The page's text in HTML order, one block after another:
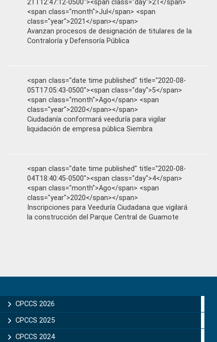
21T12:47:12-0500"><span class="day">21</span>
<span class="month">Jul</span> <span
class="year">2021</span></span>
Avanzan procesos de designación de titulares de la
Contraloría y Defensoría Pública
<span class="date time published" title="2020-08-
05T17:05:43-0500"><span class="day">5</span>
<span class="month">Ago</span> <span
class="year">2020</span></span>
Ciudadanía conformará veeduría para vigilar
liquidación de empresa pública Siembra
<span class="date time published" title="2020-08-
04T18:40:45-0500"><span class="day">4</span>
<span class="month">Ago</span> <span
class="year">2020</span></span>
Inscripciones para Veeduría Ciudadana que vigilará
la construcción del Parque Central de Guamote
Sidebar
CPCCS 2026
CPCCS 2025
CPCCS 2024